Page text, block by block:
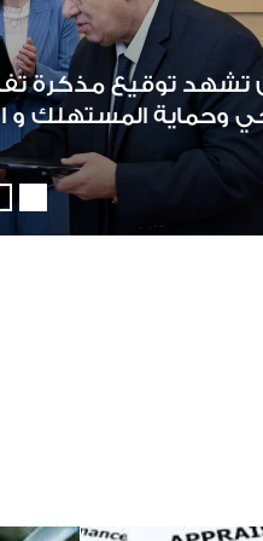
تشهد توقيع مذكرة
وحماية المستهلك و